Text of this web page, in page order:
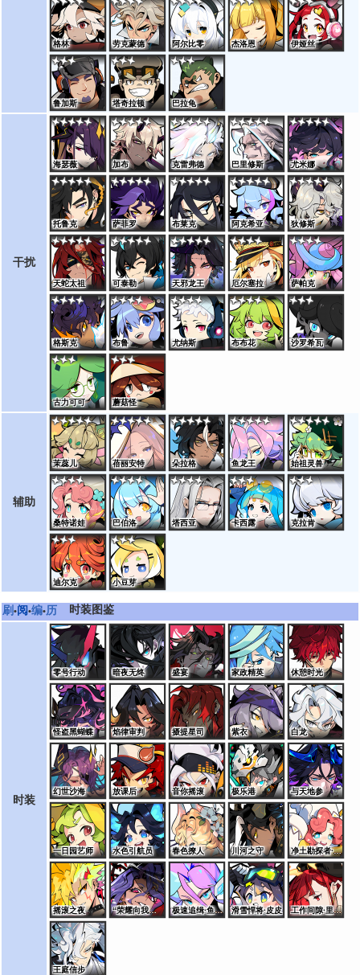
格林 劳克蒙德 阿尔比零 杰洛恩 伊娅丝
鲁加斯 塔奇拉顿 巴拉龟
干扰
海瑟薇 加布 克雷弗德 巴里修斯 尤米娜
托鲁克 萨菲罗 布莱克 阿克希亚 狄修斯
天蛇太祖 可泰勒 天邪龙王 厄尔塞拉 萨帕克
格斯克 布鲁 尤纳斯 布布花 沙罗希瓦
古力可可 蘑菇怪
辅助
茉蕊儿 蓓丽安特 朵拉格 鱼龙王 始祖灵兽
桑特诺娃 巴伯洛 塔西亚 卡西露 克拉肯
迪尔克 小豆芽
刷•阅•编•历 时装图鉴
时装
零号行动 暗夜无终 盛宴 家政精英 休憩时光
怪盗黑蝴蝶 焰律审判 摄提星司 紫衣 白龙
幻世沙海 放课后 音你摇滚 极乐港 与天地参
一日园艺师 水色引航员 春色撩人 川河之守 净土勘探者·桑特诺娃
摇滚之夜 “荣耀向我俯首”·艾夏拉 极速追缉·鱼龙王 滑雪悍将·皮皮 工作间隙·里奥斯
王庭信步